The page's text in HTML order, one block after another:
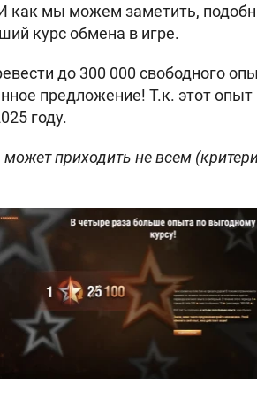
как мы можем заметить,
курс обмена в игре.
до 300 000 свободного
предложение! Т.к. этот
году.
приходить не всем